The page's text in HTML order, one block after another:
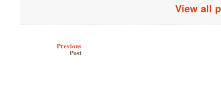
View all
Previous
Post